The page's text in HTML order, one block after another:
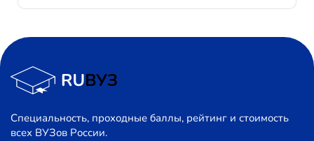
Специальность, проходные баллы, рейтинг и стоимость
всех ВУЗов России.